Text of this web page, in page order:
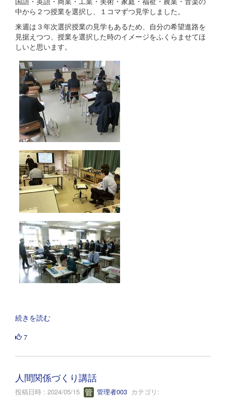
中から２つ授業を選択し、１コマずつ見学しました。
来週は３年次選択授業の見学もあるため、自分の希望進路を
見据えつつ、授業を選択した時のイメージをふくらませてほ
しいと思います。
続きを読む
7
人間関係づくり講話
投稿日時 : 2024/05/15 管理者003 カテゴリ: